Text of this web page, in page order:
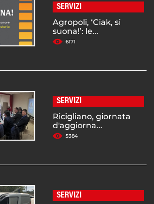
SERVIZI
Agropoli, ‘Ciak, si
suona!’: le...
6171
SERVIZI
Ricigliano, giornata
d'aggiorna...
5384
SERVIZI